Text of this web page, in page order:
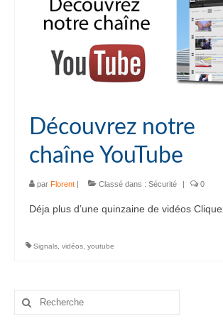
Découvrez notre
chaîne YouTube
par Florent | Classé dans : Sécurité | 0
Déja plus d’une quinzaine de vidéos
Signals vidéos youtube
Rechercher